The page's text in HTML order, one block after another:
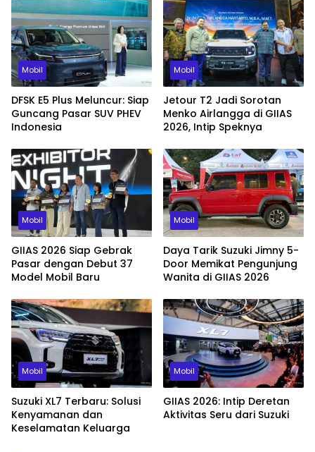
Mobil
DFSK E5 Plus Meluncur: Siap
Guncang Pasar SUV PHEV
Indonesia
Mobil
Jetour T2 Jadi Sorotan
Menko Airlangga di GIIAS
2026, Intip Speknya
Mobil
GIIAS 2026 Siap Gebrak
Pasar dengan Debut 37
Model Mobil Baru
Mobil
Daya Tarik Suzuki Jimny 5-
Door Memikat Pengunjung
Wanita di GIIAS 2026
Mobil
Suzuki XL7 Terbaru: Solusi
Kenyamanan dan
Keselamatan Keluarga
Mobil
GIIAS 2026: Intip Deretan
Aktivitas Seru dari Suzuki